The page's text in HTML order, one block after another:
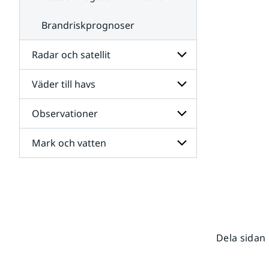
Brandriskprognoser
Radar och satellit
Undersidor
för
Radar
och
satellit
Väder till havs
Undersidor
för
Väder
till
havs
Observationer
Undersidor
för
Mark och vatten
Dela sidan